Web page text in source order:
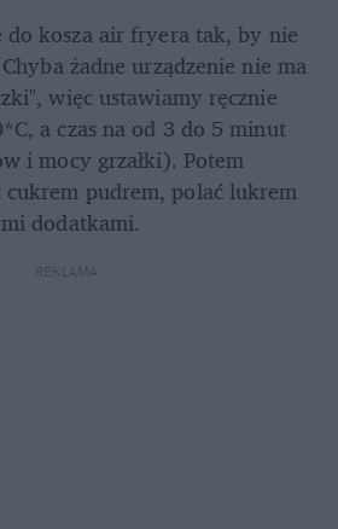
do kosza air fryera tak, by nie
żadne urządzenie nie ma
więc ustawiamy ręcznie
a czas na od 3 do 5 minut
i mocy grzałki). Potem
pudrem, polać lukrem
dodatkami.
REKLAMA